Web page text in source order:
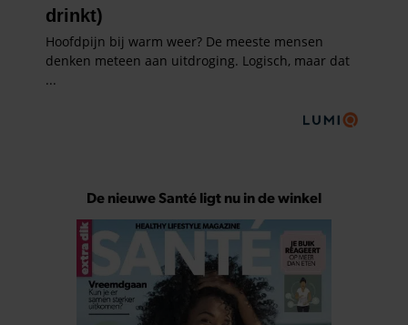
De nieuwe Santé ligt nu in de winkel